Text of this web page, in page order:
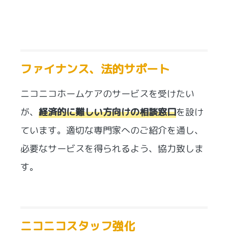
ファイナンス、法的サポート
ニコニコホームケアのサービスを受けたい
が、 経済的に難しい方向けの相談窓口を設け
ています。適切な専門家へのご紹介を通し、
必要なサービスを得られるよう、協力致しま
す。
ニコニコスタッフ強化